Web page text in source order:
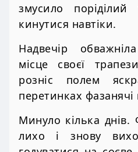
змусило поріділий
кинутися навтіки.
Надвечір
місце своєї
розніс полем
перетинках фазанячі
Минуло кілька
лихо і знову